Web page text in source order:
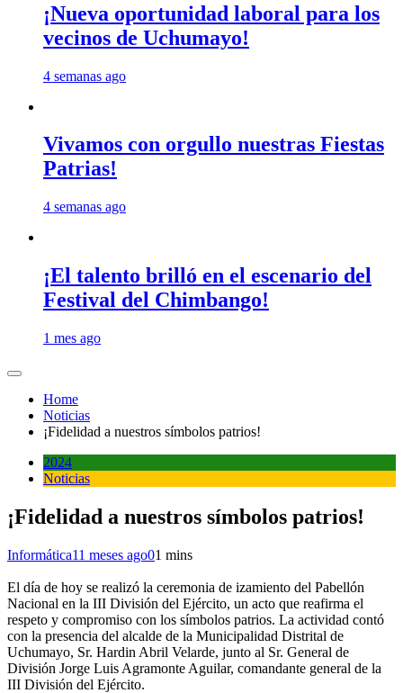
¡Nueva oportunidad laboral para los
vecinos de Uchumayo!
4 semanas ago
Vivamos con orgullo nuestras Fiestas
Patrias!
4 semanas ago
¡El talento brilló en el escenario del
Festival del Chimbango!
1 mes ago
Home
Noticias
¡Fidelidad a nuestros símbolos patrios!
2024
Noticias
¡Fidelidad a nuestros símbolos patrios!
Informática11 meses ago01 mins
El día de hoy se realizó la ceremonia de izamiento del Pabellón
Nacional en la III División del Ejército, un acto que reafirma el
respeto y compromiso con los símbolos patrios. La actividad contó
con la presencia del alcalde de la Municipalidad Distrital de
Uchumayo, Sr. Hardin Abril Velarde, junto al Sr. General de
División Jorge Luis Agramonte Aguilar, comandante general de la
III División del Ejército.